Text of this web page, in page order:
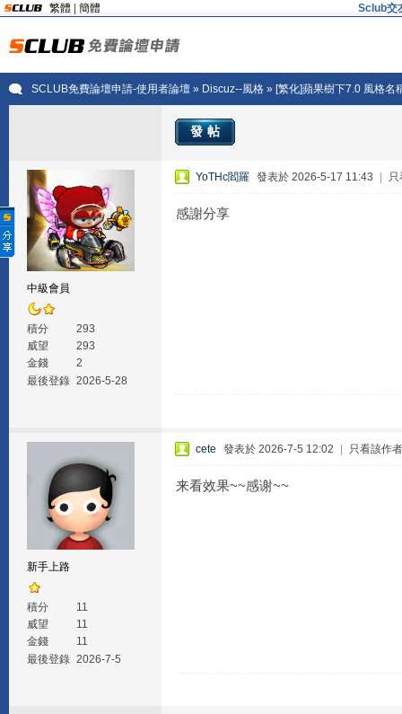
繁體 簡體 Sclub交
SCLUB免費論壇申請-使用者論壇» Discuz--風格» [繁化]蘋果樹下7.0 風格名
發帖
中級會員
積分
293
威望
293
金錢
2
最後登錄 2026-5-28
YoTHc閻羅 發表於 2026-5-17 11:43 只
感謝分享
新手上路
積分
11
威望
11
金錢
11
最後登錄 2026-7-5
cete 發表於 2026-7-5 12:02 只看該作者
来看效果~~感谢~~